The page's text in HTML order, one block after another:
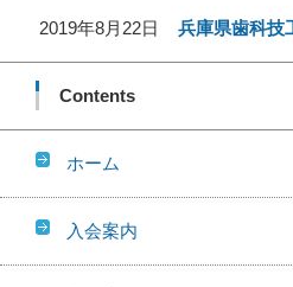
2019年8月22日兵庫県歯科技
Contents
ホーム
入会案内